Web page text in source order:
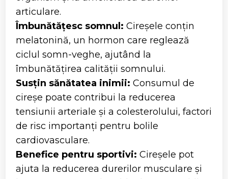
articulare.
Îmbunătățesc somnul: Cireșele conțin
melatonină, un hormon care reglează
ciclul somn-veghe, ajutând la
îmbunătățirea calității somnului.
Susțin sănătatea inimii: Consumul de
cireșe poate contribui la reducerea
tensiunii arteriale și a colesterolului, factori
de risc importanți pentru bolile
cardiovasculare.
Benefice pentru sportivi: Cireșele pot
ajuta la reducerea durerilor musculare și